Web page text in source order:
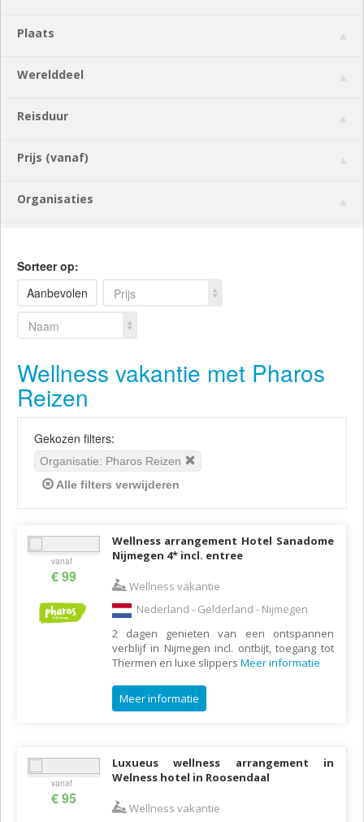
Plaats
Werelddeel
Reisduur
Prijs (vanaf)
Organisaties
Sorteer op:
Aanbevolen
Prijs
Naam
Wellness vakantie met Pharos
Reizen
Gekozen filters:
Organisatie: Pharos Reizen
Alle filters verwijderen
vanaf
€ 99
Wellness arrangement Hotel Sanadome
Nijmegen 4* incl. entree
Wellness vakantie
Nederland - Gelderland - Nijmegen
2 dagen genieten van een ontspannen
verblijf in Nijmegen incl. ontbijt, toegang tot
Thermen en luxe slippers Meer informatie
Meer informatie
vanaf
€ 95
Luxueus wellness arrangement in
Welness hotel in Roosendaal
Wellness vakantie